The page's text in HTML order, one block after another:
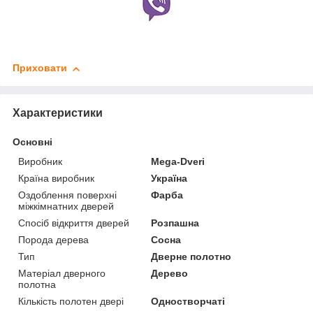
Приховати
Характеристики
Основні
Виробник
Mega-Dveri
Країна виробник
Україна
Оздоблення поверхні
міжкімнатних дверей
Фарба
Спосіб відкриття дверей
Розпашна
Порода дерева
Сосна
Тип
Дверне полотно
Матеріал дверного
полотна
Дерево
Кількість полотен двері
Одностворчаті